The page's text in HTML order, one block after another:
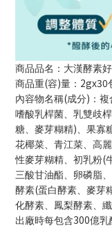
商品品名：大漢酵素
商品重(容)量： 2gx30
內容物名稱(成分) ：
嗜酸乳桿菌、乳雙歧
糖、麥芽糊精)、果寡
花椰菜、青江菜、高
性麥芽糊精、初乳粉(
三酸甘油酯、卵磷脂
酵素(蛋白酵素、麥芽
化酵素、鳳梨酵素、
出廠時每包含300億乳